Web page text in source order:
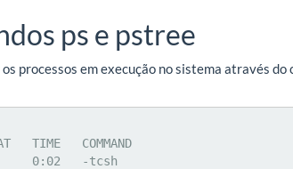
ps e pstree
processos em execução no sistema através do
TIME   COMMAND
0:02   -tcsh